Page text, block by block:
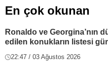
En çok okunan
Ronaldo ve Georgina’nın
edilen konukların listesi
22:47 / 03 Ağustos 2026